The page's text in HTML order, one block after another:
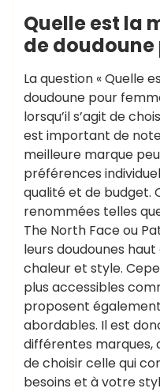
Quelle est la
de doudoune
La question « Quelle
doudoune pour
lorsqu’il s’agit de
est important de
meilleure marque
préférences
qualité et de budget.
renommées telles
The North Face ou
leurs doudounes
chaleur et style.
plus accessibles
proposent
abordables. Il est
différentes marques,
de choisir celle qui
besoins et à votre